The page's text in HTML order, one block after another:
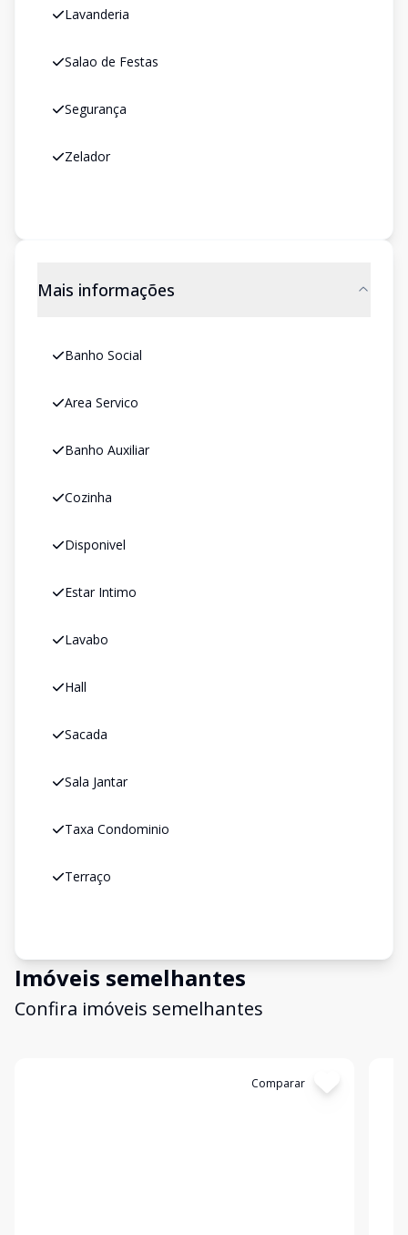
Lavanderia
Salao de Festas
Segurança
Zelador
Mais informações
Banho Social
Area Servico
Banho Auxiliar
Cozinha
Disponivel
Estar Intimo
Lavabo
Hall
Sacada
Sala Jantar
Taxa Condominio
Terraço
Imóveis semelhantes
Confira imóveis semelhantes
Comparar